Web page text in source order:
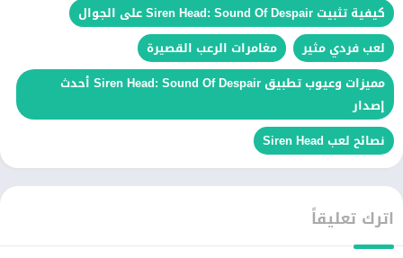
كيفية تثبيت Siren Head: Sound Of Despair على الجوال
لعب فردي مثير
مغامرات الرعب القصيرة
مميزات وعيوب تطبيق Siren Head: Sound Of Despair أحدث
إصدار
نصائح لعب Siren Head
اترك تعليقاً